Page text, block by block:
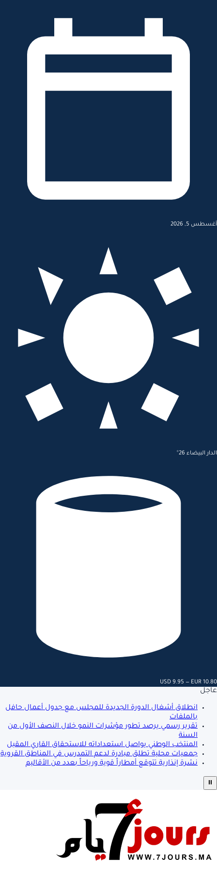
أغسطس 5, 2026
الدار البيضاء 26°
USD 9.95 — EUR 10.80
عاجل
انطلاق أشغال الدورة الجديدة للمجلس مع جدول أعمال حافل
بالملفات
تقرير رسمي يرصد تطور مؤشرات النمو خلال النصف الأول من
السنة
المنتخب الوطني يواصل استعداداته للاستحقاق القاري المقبل
جمعيات محلية تطلق مبادرة لدعم التمدرس في المناطق القروية
نشرة إنذارية تتوقع أمطاراً قوية ورياحاً بعدد من الأقاليم
⏸